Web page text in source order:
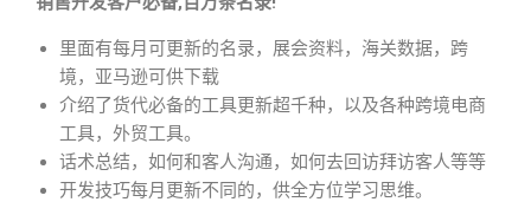
里面有每月可更新的名录，展会资料，海关数据，跨
境，亚马逊可供下载
介绍了货代必备的工具更新超千种，以及各种跨境电商
工具，外贸工具。
话术总结，如何和客人沟通，如何去回访拜访客人等等
开发技巧每月更新不同的，供全方位学习思维。